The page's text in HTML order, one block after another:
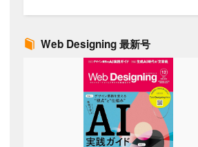
Web Designing 最新号